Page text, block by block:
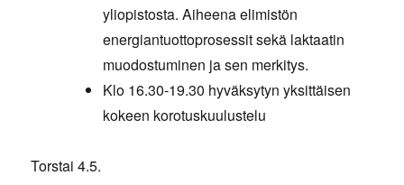
yliopistosta. Aiheena elimistön
energiantuottoprosessit sekä laktaatin
muodostuminen ja sen merkitys.
Klo 16.30-19.30 hyväksytyn yksittäisen
kokeen korotuskuulustelu
Torstai 4.5.